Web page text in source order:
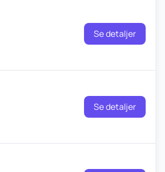
Se detaljer
Se detaljer